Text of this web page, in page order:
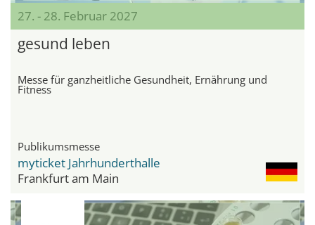
27. - 28. Februar 2027
gesund leben
Messe für ganzheitliche Gesundheit, Ernährung und
Fitness
Publikumsmesse
myticket Jahrhunderthalle
Frankfurt am Main